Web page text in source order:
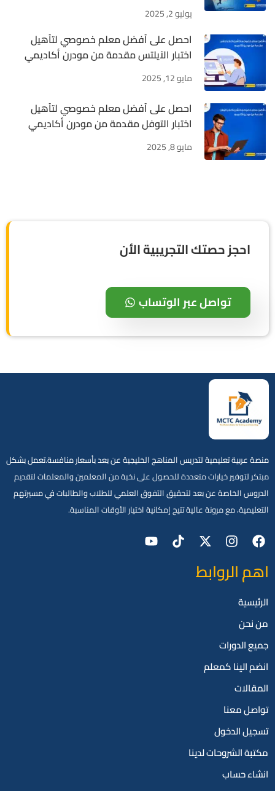
يوليو 2, 2025
احصل على أفضل معلم خصوصي لتأهيل
اختبار الآيلتس مقدمة من مودرن أكاديمي
مايو 12, 2025
احصل على أفضل معلم خصوصي لتأهيل
اختبار التوفل مقدمة من مودرن أكاديمي
مايو 8, 2025
احجز حصتك التجريبية الأن
تواصل عبر الوتساب
منصة عربية تعليمية لتدريس المناهج الخليجية عن بعد بأسعار منافسة.تعمل بشكل
مبتكر لتوفير خيارات متعددة للحصول على نخبة من المعلمين والمعلمات لتقديم
الدروس الخاصة عن بعد لتحقيق التفوق العلمي للطلاب والطالبات في مسيرتهم
التعليمية، مع مرونة عالية تتيح إمكانية اختيار الأوقات المناسبة.
اهم الروابط
الرئيسية
من نحن
جميع الدورات
انضم الينا كمعلم
المقالات
تواصل معنا
تسجيل الدخول
مكتبة الشروحات لدينا
انشاء حساب